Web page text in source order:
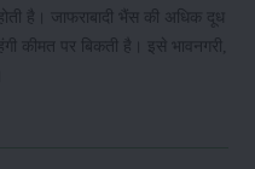
है। जाफराबादी भैंस की अधिक दूध
कीमत पर बिकती है। इसे भावनगरी,